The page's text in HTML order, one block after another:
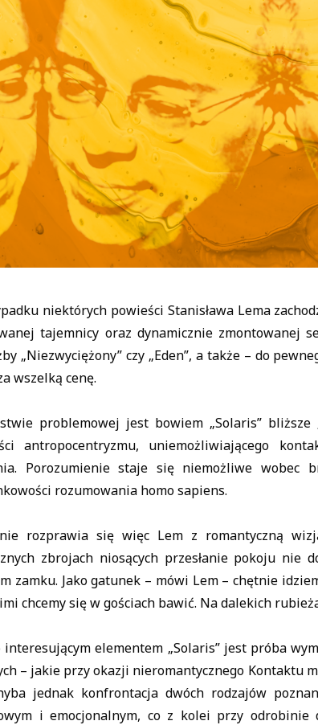
niektórych powieści Stanisława Lema
tajemnicy oraz dynamicznie zmontowanej
„Niezwyciężony” czy „Eden”, a także – do
wszelką cenę.
problemowej jest bowiem „Solaris” bliższe
antropocentryzmu, uniemożliwiającego
Porozumienie staje się niemożliwe wobec
rozumowania homo sapiens.
rozprawia się więc Lem z romantyczną
zbrojach niosących przesłanie pokoju
zamku. Jako gatunek – mówi Lem – chętnie
chcemy się w gościach bawić. Na dalekich
interesującym elementem „Solaris” jest próba
– jakie przy okazji nieromantycznego Kontaktu
jednak konfrontacja dwóch rodzajów
i emocjonalnym, co z kolei przy